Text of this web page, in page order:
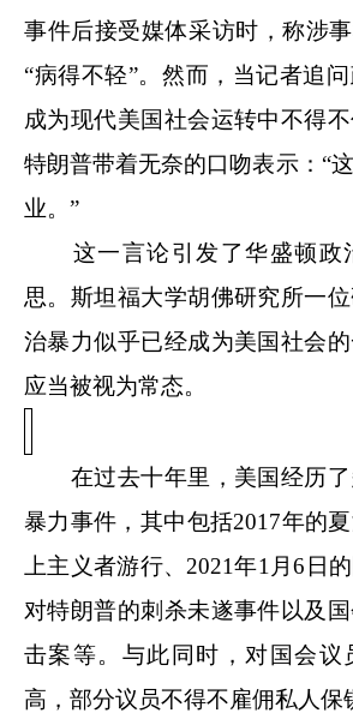
事件后接受媒体采访时，称涉事
“病得不轻”。然而，当记者追
成为现代美国社会运转中不得不
特朗普带着无奈的口吻表示：“
业。”
这一言论引发了华盛顿政
思。斯坦福大学胡佛研究所一
治暴力似乎已经成为美国社会
应当被视为常态。
在过去十年里，美国经历了
暴力事件，其中包括2017年的
上主义者游行、2021年1月6日
对特朗普的刺杀未遂事件以及
击案等。与此同时，对国会议
高，部分议员不得不雇佣私人保